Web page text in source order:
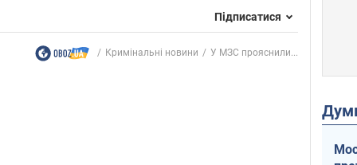
Підписатися
Кримінальні новини У МЗС прояснили...